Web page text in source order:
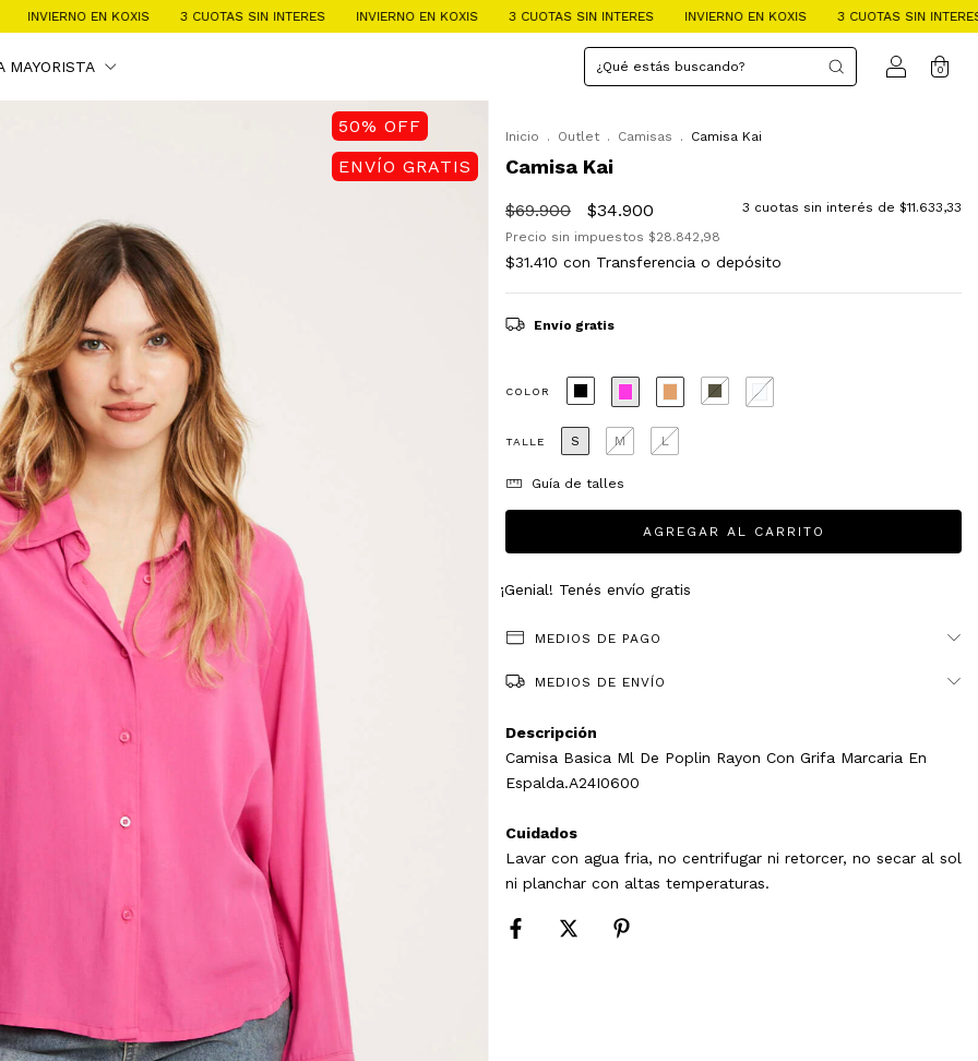
KOXIS 3 CUOTAS SIN INTERES INVIERNO EN KOXIS 3 CUOTAS SIN INTERES INVIERNO EN KOXIS 3 CUOTAS SIN INTERES INVIERNO
MAYORISTA 0
50% OFF
ENVÍO GRATIS
Inicio . Outlet . Camisas . Camisa Kai
Camisa Kai
$69.900 $34.900 3 cuotas sin interés de $11.633,33
Precio sin impuestos $28.842,98
$31.410 con Transferencia o depósito
Envío gratis
COLOR
TALLE S M L
Guía de talles
¡Genial! Tenés envío gratis
MEDIOS DE PAGO
MEDIOS DE ENVÍO
Descripción
Camisa Basica Ml De Poplin Rayon Con Grifa Marcaria En
Espalda.A24I0600
Cuidados
Lavar con agua fria, no centrifugar ni retorcer, no secar al sol
ni planchar con altas temperaturas.